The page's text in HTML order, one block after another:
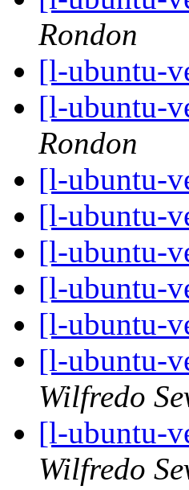
Rondon
[l-ubuntu-
[l-ubuntu-
Rondon
[l-ubuntu-
[l-ubuntu-
[l-ubuntu-
[l-ubuntu-
[l-ubuntu-
[l-ubuntu-
Wilfredo
[l-ubuntu-
Wilfredo